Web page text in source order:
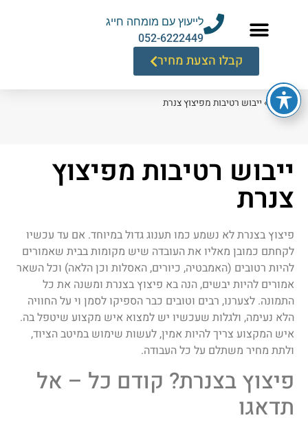
לייעוץ עם מומחה חייג
052-6222449
קבלו הצעת מחיר
דף הבית» ייבוש רטיבות מפיצוץ צנרת
ייבוש רטיבות מפיצוץ
צנרת
פיצוץ בצנרת לא נשמע כמו תענוג גדול במיוחד. אם עד עכשיו
לקחתם כמובן מאליו את העובדה שיש מקומות בבית שאמורים
להיות רטובים (האמבטיה, כיורים, האסלות וכן הלאה) וכל השאר
אמורים להיות יבשים, הנה בא פיצוץ בצנרת ומשנה את כל
התמונה. לצערנו, רבים וטובים כבר הספיקו לסמן וי על החוויה
הלא נעימה, ולגלות שעכשיו יש למצוא איש מקצוע שיטפל בה.
איש המקצוע צריך להיות אמין, לעשות שימוש במיטב הציוד,
ולתת מחיר משתלם על כל העבודה.
פיצוץ בצנרת? קודם כל – אל
תדאגו